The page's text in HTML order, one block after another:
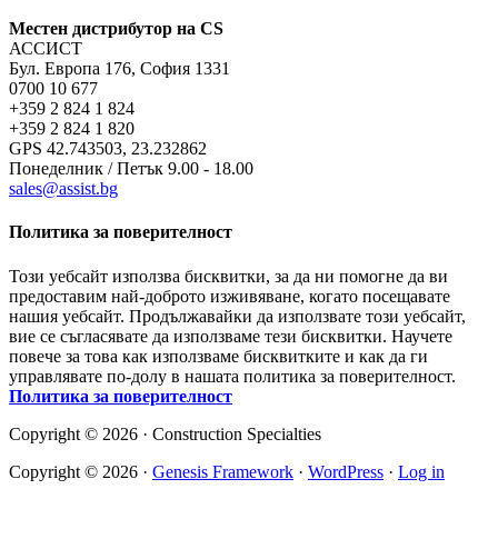
Местен дистрибутор на CS
АССИСТ
Бул. Европа 176, София 1331
0700 10 677
+359 2 824 1 824
+359 2 824 1 820
GPS 42.743503, 23.232862
Понеделник / Петък 9.00 - 18.00
sales@assist.bg
Политика за поверителност
Този уебсайт използва бисквитки, за да ни помогне да ви
предоставим най-доброто изживяване, когато посещавате
нашия уебсайт. Продължавайки да използвате този уебсайт,
вие се съгласявате да използваме тези бисквитки. Научете
повече за това как използваме бисквитките и как да ги
управлявате по-долу в нашата политика за поверителност.
Политика за поверителност
Copyright © 2026 · Construction Specialties
Copyright © 2026 · Genesis Framework · WordPress · Log in